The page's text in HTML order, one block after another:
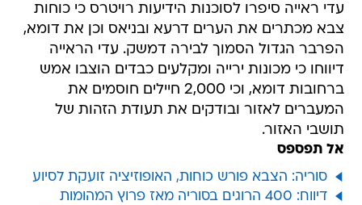
עדי ראייה סיפרו לסוכנות הידיעות רויטרס כי כוחות
צבא מכתרים את הערים דרעא ובניאס וכן את דומא,
הפרבר הגדול הסמוך לבירה דמשק. עדי הראייה
דיווחו כי מכונות ירייה ומקלעים כבדים הוצבו אמש
ברחובות דומא, וכי 2,000 חיילים חוסמים את
המעברים לאזור ובודקים את תעודת הזהות של
תושבי האזור.
אל תפספס
סוריה: הצבא פורש כוחות, האופוזיציה זועקת לסיוע
דיווח: 400 הרוגים בסוריה מאז פרוץ המהומות